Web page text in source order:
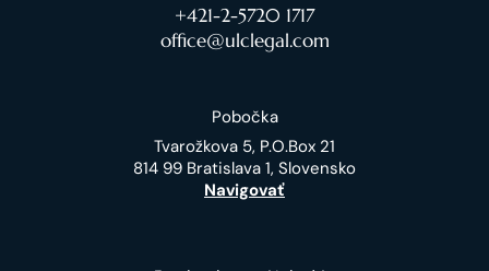
+421-2-5720 1717
office@ulclegal.com
Pobočka
Tvarožkova 5, P.O.Box 21
814 99 Bratislava 1, Slovensko
Navigovať